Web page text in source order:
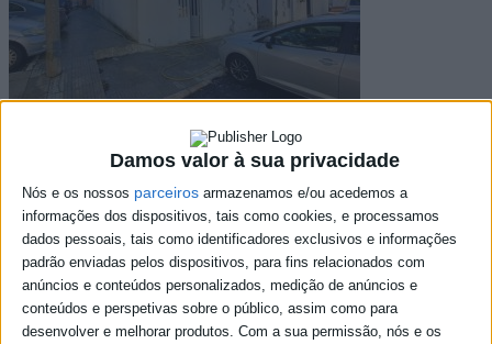
Damos valor à sua privacidade
Nós e os nossos parceiros armazenamos e/ou acedemos a
informações dos dispositivos, tais como cookies, e processamos
dados pessoais, tais como identificadores exclusivos e informações
padrão enviadas pelos dispositivos, para fins relacionados com
anúncios e conteúdos personalizados, medição de anúncios e
conteúdos e perspetivas sobre o público, assim como para
desenvolver e melhorar produtos. Com a sua permissão, nós e os